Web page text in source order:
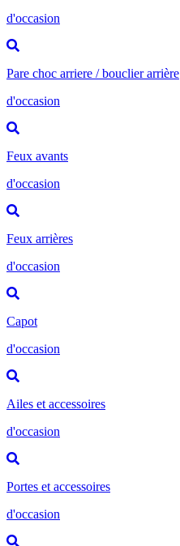
d'occasion
Pare choc arriere / bouclier arrière
d'occasion
Feux avants
d'occasion
Feux arrières
d'occasion
Capot
d'occasion
Ailes et accessoires
d'occasion
Portes et accessoires
d'occasion